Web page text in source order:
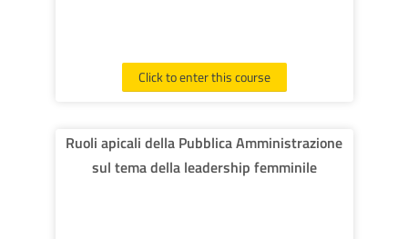
Click to enter this course
Ruoli apicali della Pubblica Amministrazione
sul tema della leadership femminile